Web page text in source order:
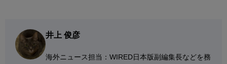
井上 俊彦
海外ニュース担当：WIRED日本版副編集長などを務